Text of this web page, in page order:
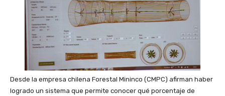
Desde la empresa chilena Forestal Mininco (CMPC) afirman haber
logrado un sistema que permite conocer qué porcentaje de